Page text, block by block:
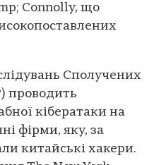
Connolly, що
Сполучених
проводить
кібератаки на
фірми, яку, за
китайські хакери.